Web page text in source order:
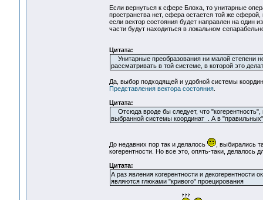
Если вернуться к сфере Блоха, то унитарные
пространства нет, сфера остается той же
если вектор состояния будет направлен на
части будут находиться в локальном
Цитата:
Унитарные преобразования ни малой степени
рассматривать в той системе, в которой это
Да, выбор подходящей и удобной системы
Представления вектора состояния.
Цитата:
Отсюда вроде бы следует, что
выбранной системы координат . А в "правильных"
До недавних пор так и делалось
, выбирались
когерентности. Но все это, опять-таки, делалось
Цитата:
А раз явления когерентности и
являются глюками "кривого" проецирования